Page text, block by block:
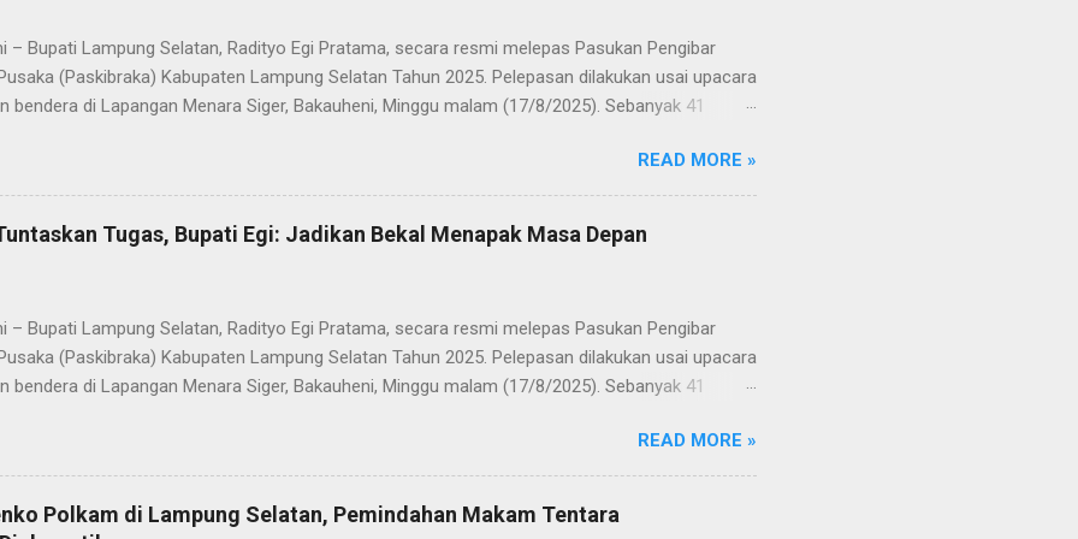
– Bupati Lampung Selatan, Radityo Egi Pratama, secara resmi melepas Pasukan Pengibar
(Paskibraka) Kabupaten Lampung Selatan Tahun 2025. Pelepasan dilakukan usai upacara
bendera di Lapangan Menara Siger, Bakauheni, Minggu malam (17/8/2025). Sebanyak 41
Republik Indonesia di Kabupaten Lampung Selatan, kini resmi menuntaskan
Mereka dilepas dengan penuh apresiasi atas dedikasi, disiplin, dan semangat kebangsaan yang
sepanjang rangkaian acara. Dalam sambutannya, Bupati Egi menyampaikan rasa bangga dan
kepada seluruh anggota Paskibraka, jajaran Forkopimda, Ketua DPRD, pelatih, serta para
Atas n...
READ MORE »
Tugas, Bupati Egi: Jadikan Bekal Menapak Masa Depan
– Bupati Lampung Selatan, Radityo Egi Pratama, secara resmi melepas Pasukan Pengibar
(Paskibraka) Kabupaten Lampung Selatan Tahun 2025. Pelepasan dilakukan usai upacara
bendera di Lapangan Menara Siger, Bakauheni, Minggu malam (17/8/2025). Sebanyak 41
Republik Indonesia di Kabupaten Lampung Selatan, kini resmi menuntaskan
Mereka dilepas dengan penuh apresiasi atas dedikasi, disiplin, dan semangat kebangsaan yang
sepanjang rangkaian acara. Dalam sambutannya, Bupati Egi menyampaikan rasa bangga dan
kepada seluruh anggota Paskibraka, jajaran Forkopimda, Ketua DPRD, pelatih, serta para
READ MORE »
Polkam di Lampung Selatan, Pemindahan Makam Tentara